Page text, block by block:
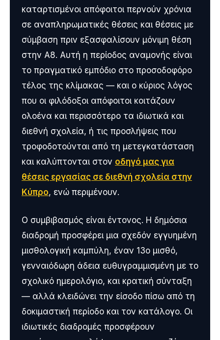
καταρτισμένοι απόφοιτοι περνούν χρόνια
σε αναπληρωματικές θέσεις και θέσεις με
σύμβαση πριν εξασφαλίσουν μόνιμη θέση
στην Α8. Αυτή η περίοδος αναμονής είναι
το πραγματικό εμπόδιο στο προσοδοφόρο
τέλος της κλίμακας — και ο κύριος λόγος
που οι φιλόδοξοι απόφοιτοι κοιτάζουν
ολοένα και περισσότερο τα ιδιωτικά και
διεθνή σχολεία, ή τις προσλήψεις που
τροφοδοτούνται από τη μετεγκατάσταση
και καλύπτονται στον οδηγό μας για
θέσεις εργασίας σε διεθνή σχολεία στην
Κύπρο, ενώ περιμένουν.
Ο συμβιβασμός είναι έντονος. Η δημόσια
διαδρομή προσφέρει μια σχεδόν εγγυημένη
μισθολογική καμπύλη, έναν 13ο μισθό,
γενναιόδωρη άδεια ευθυγραμμισμένη με το
σχολικό ημερολόγιο, και κρατική σύνταξη
— αλλά κλειδώνει την είσοδο πίσω από τη
δοκιμαστική περίοδο και τον κατάλογο. Οι
ιδιωτικές διαδρομές προσφέρουν